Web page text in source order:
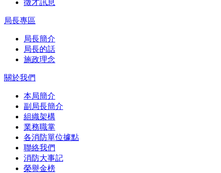
徵才訊息
局長專區
局長簡介
局長的話
施政理念
關於我們
本局簡介
副局長簡介
組織架構
業務職掌
各消防單位據點
聯絡我們
消防大事記
榮譽金榜